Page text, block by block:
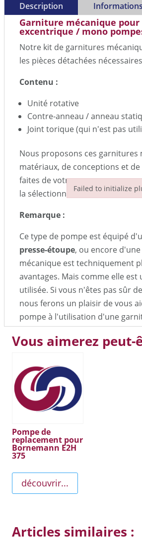
Description
Garniture mécanique pour
excentrique / mono
Notre kit de garnitures
les pièces détachées
Contenu :
Unité rotative
Contre-anneau / anneau
Joint torique (qui n'est pas
Nous proposons ces garnitures
matériaux, de conceptions et
faites de votre pompe, nous
la sélectionnons sur la base de
Remarque :
Ce type de pompe est équipé
presse-étoupe, ou encore d'une
mécanique est techniquement
avantages. Mais comme elle
utilisée. Si vous n'êtes pas sûr
nous ferons un plaisir de vous
pompe à l'utilisation d'une
Vous aimerez
Pompe de
replacement pour
Bornemann E2H
375
découvrir...
Articles similaires :
Failed to initialize
Failed to initialize